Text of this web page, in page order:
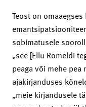
Teost on
sobimatusele
„see [Ellu Romeldi
peaga või mehe pea
ajakirjanduses
„meie kirjandusele